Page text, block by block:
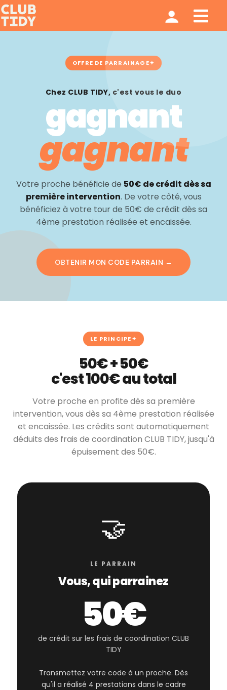
OFFRE DE PARRAINAGE
Chez CLUB TIDY, c'est vous le duo
gagnant
gagnant
Votre proche bénéficie de 50€ de crédit dès sa
première intervention. De votre côté, vous
bénéficiez à votre tour de 50€ de crédit dès sa
4ème prestation réalisée et encaissée.
OBTENIR MON CODE PARRAIN →
LE PRINCIPE
50€ + 50€
c'est 100€ au total
Votre proche en profite dès sa première
intervention, vous dès sa 4ème prestation réalisée
et encaissée. Les crédits sont automatiquement
déduits des frais de coordination CLUB TIDY, jusqu'à
épuisement des 50€.
🤝
LE PARRAIN
Vous, qui parrainez
50€
de crédit sur les frais de coordination CLUB
TIDY
Transmettez votre code à un proche. Dès
qu'il a réalisé 4 prestations dans le cadre